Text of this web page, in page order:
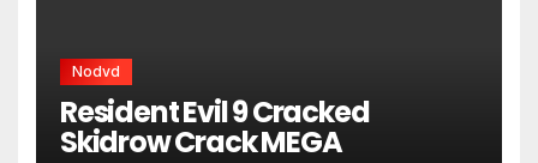
Nodvd
Resident Evil 9 Cracked
Skidrow Crack MEGA